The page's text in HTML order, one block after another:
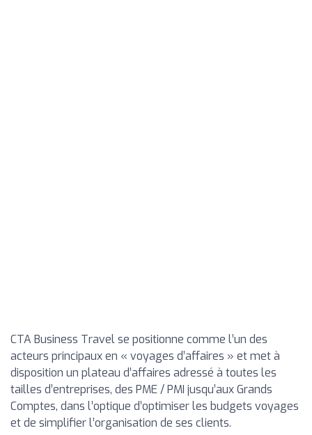
CTA Business Travel se positionne comme l’un des
acteurs principaux en « voyages d’affaires » et met à
disposition un plateau d’affaires adressé à toutes les
tailles d’entreprises, des PME / PMI jusqu’aux Grands
Comptes, dans l’optique d’optimiser les budgets voyages
et de simplifier l’organisation de ses clients.